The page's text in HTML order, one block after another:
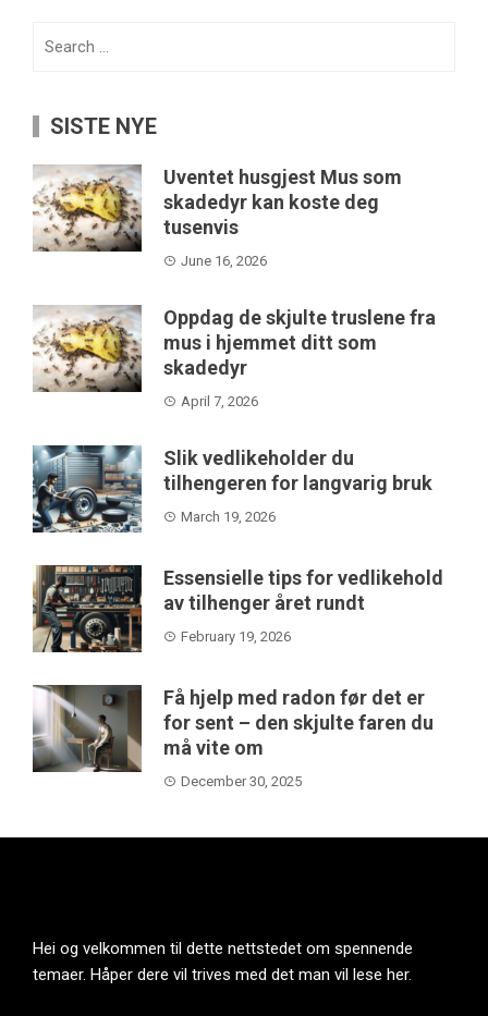
SISTE NYE
Uventet husgjest Mus som
skadedyr kan koste deg
tusenvis
June 16, 2026
Oppdag de skjulte truslene fra
mus i hjemmet ditt som
skadedyr
April 7, 2026
Slik vedlikeholder du
tilhengeren for langvarig bruk
March 19, 2026
Essensielle tips for vedlikehold
av tilhenger året rundt
February 19, 2026
Få hjelp med radon før det er
for sent – den skjulte faren du
må vite om
December 30, 2025
Hei og velkommen til dette nettstedet om spennende
temaer. Håper dere vil trives med det man vil lese her.